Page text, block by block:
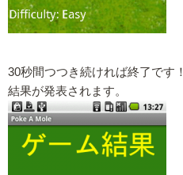
30秒間つつき続ければ終了です！
結果が発表されます。